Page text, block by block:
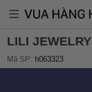
LILI JEWELRY
Mã SP: h063323